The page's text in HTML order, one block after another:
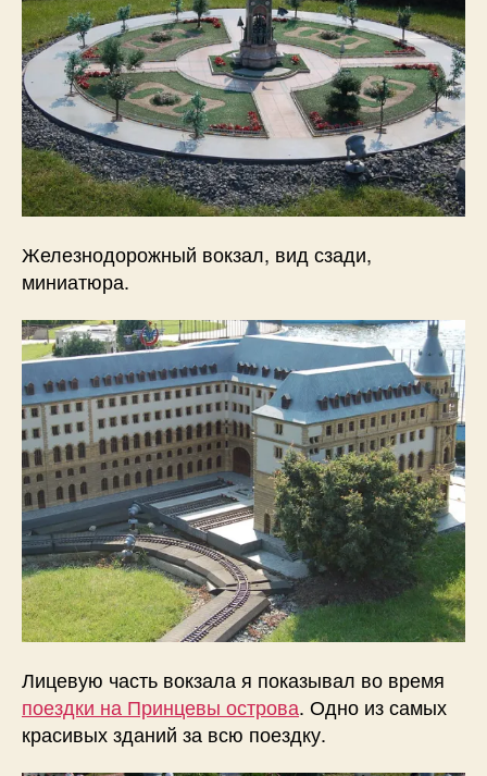
Железнодорожный вокзал, вид сзади,
миниатюра.
Лицевую часть вокзала я показывал во время
поездки на Принцевы острова. Одно из самых
красивых зданий за всю поездку.